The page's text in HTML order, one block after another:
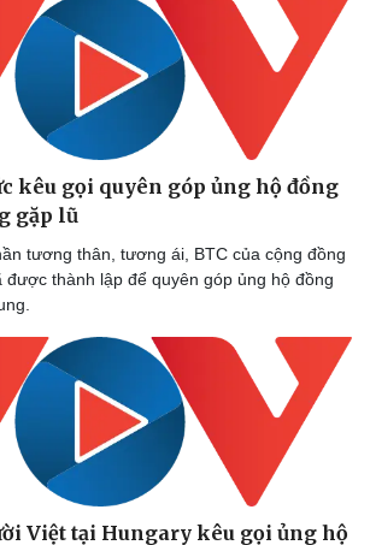
Giải trí
Nghệ sĩ
Thời trang
Sao Việt
kêu gọi quyên góp ủng hộ đồng
gặp lũ
tương thân, tương ái, BTC của cộng đồng
thành lập để quyên góp ủng hộ đồng
Việt tại Hungary kêu gọi ủng hộ